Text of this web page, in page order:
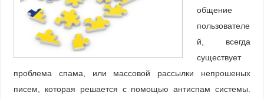
общение
пользователе
й, всегда
существует
проблема спама, или массовой рассылки непрошеных
писем, которая решается с помощью антиспам системы.